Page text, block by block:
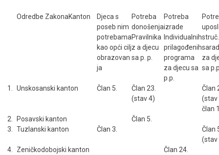
Odredbe ZakonaKanton
Djeca s
poseb nim
potrebama
kao opći cilj
obrazovan
ja
Potreba
donošenja
Pravilnika
z a djecu
sa p. p.
Potreba
izrade
Individualnih
prilagođenih
programa
za djecu sa
p.p.
struč.
za
sa
1. Unskosanski kanton Član 5.
Član 23.
(stav 4)
Član
(stav
član
2.
Posavski kanton
Član 5.
3.
Tuzlanski kanton Član 3.
Član
(stav
4.
Zeničkodobojski kanton
Član 24.